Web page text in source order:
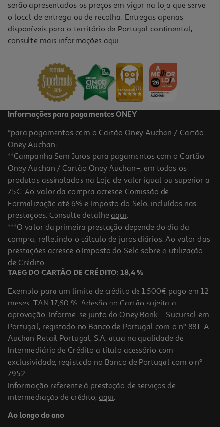
serão apresentados os preços em vigor na loja que serve
o local de entrega ou de recolha. Entregas apenas
disponíveis para o território de Portugal continental,
consulte mais informações aqui.
Informações para pagamentos ONEY
*para pagamentos com o Cartão Oney Auchan / Cartão
Oney Auchan+.
**Campanha Sem Juros para pagamentos com o Cartão
Oney Auchan / Cartão Oney Auchan+, em todos os
produtos assinalados na Loja de valor igual ou superior a
75€. Ao valor da compra acresce Comissão de
Formalização até 6% e Imposto do Selo, incluídos nas
prestações. Consulte detalhe aqui.
***O valor da primeira prestação depende do dia da
compra, refletindo o cálculo de juros diários. Ao valor das
prestações acresce o Imposto do Selo sobre a utilização
de Crédito.
TAEG DO CARTÃO DE CRÉDITO: 18,4 %
Exemplo para um limite de crédito de 1.500€ pago em 12
meses. TAN 17,60 %. Adesão ao Cartão sujeita a
aprovação. Informe-se junto do Oney Bank – Sucursal em
Portugal, registado no Banco de Portugal com o nº 881. A
Auchan Retail Portugal, S.A. atua na qualidade de
Intermediário de Crédito a título acessório com
exclusividade, registado no Banco de Portugal com o nº
7952.
Informação referente à prestação de serviços de
intermediação de crédito, aqui.
Ao longo do ano